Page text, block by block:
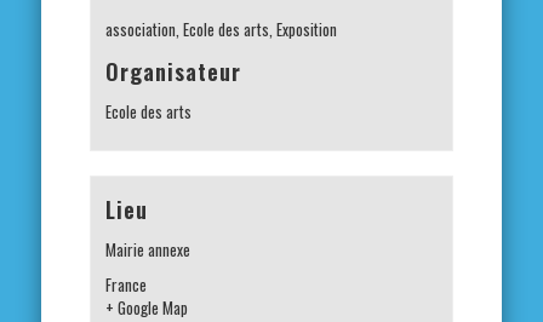
association, Ecole des arts, Exposition
Organisateur
Ecole des arts
Lieu
Mairie annexe
France
+ Google Map